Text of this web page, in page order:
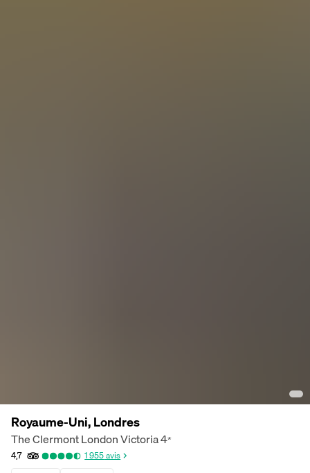
Royaume-Uni, Londres
The Clermont London Victoria4*
4,7 1 955avis